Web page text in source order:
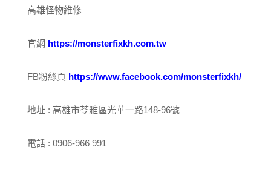
高雄怪物維修
官網 https://monsterfixkh.com.tw
FB粉絲頁 https://www.facebook.com/monsterfixkh/
地址 : 高雄市苓雅區光華一路148-96號
電話 : 0906-966 991